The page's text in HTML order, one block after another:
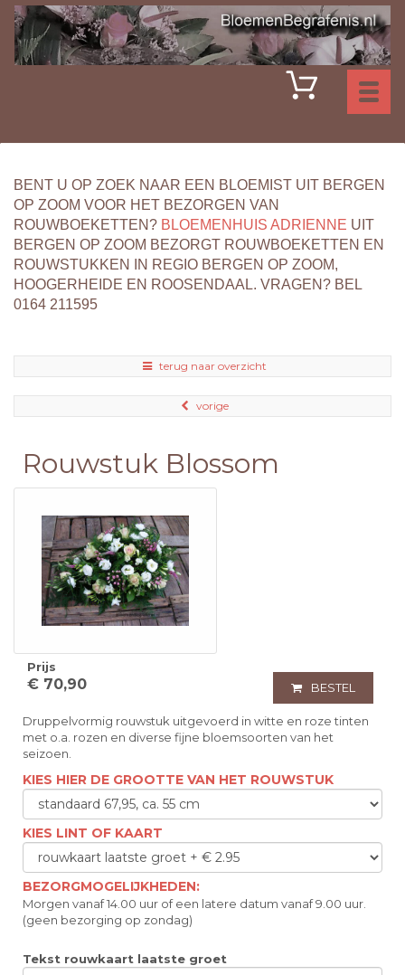
BENT U OP ZOEK NAAR EEN BLOEMIST UIT BERGEN
OP ZOOM VOOR HET BEZORGEN VAN
ROUWBOEKETTEN? BLOEMENHUIS ADRIENNE UIT
BERGEN OP ZOOM BEZORGT ROUWBOEKETTEN EN
ROUWSTUKKEN IN REGIO BERGEN OP ZOOM,
HOOGERHEIDE EN ROOSENDAAL. VRAGEN? BEL
0164 211595
terug naar overzicht
vorige
Rouwstuk Blossom
Prijs
€ 70,90 BESTEL
Druppelvormig rouwstuk uitgevoerd in witte en roze tinten
met o.a. rozen en diverse fijne bloemsoorten van het
seizoen.
KIES HIER DE GROOTTE VAN HET ROUWSTUK
KIES LINT OF KAART
BEZORGMOGELIJKHEDEN:
Morgen vanaf 14.00 uur of een latere datum vanaf 9.00 uur.
(geen bezorging op zondag)
Tekst rouwkaart laatste groet